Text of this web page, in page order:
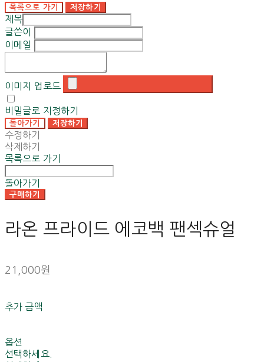
목록으로 가기 저장하기
제목
글쓴이
이메일
이미지 업로드
비밀글로 지정하기
돌아가기 저장하기
수정하기
삭제하기
목록으로 가기
돌아가기
구매하기
라온 프라이드 에코백 팬섹슈얼
21,000원
추가 금액
옵션
선택하세요.